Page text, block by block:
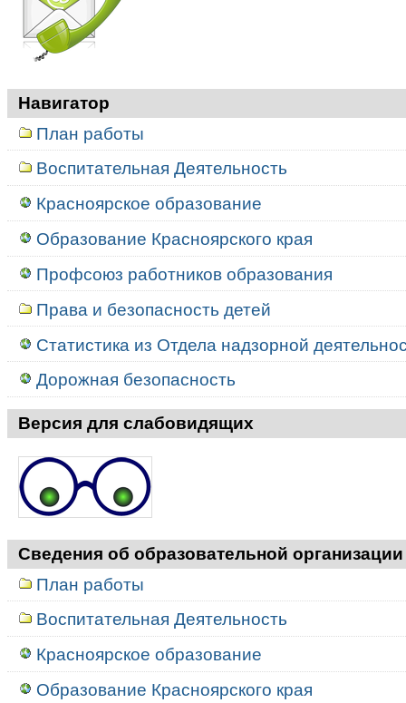
Навигатор
План работы
Воспитательная Деятельность
Красноярское образование
Образование Красноярского края
Профсоюз работников образования
Права и безопасность детей
Статистика из Отдела надзорной
Дорожная безопасность
Версия для слабовидящих
Сведения об образовательной организации
План работы
Воспитательная Деятельность
Красноярское образование
Образование Красноярского края